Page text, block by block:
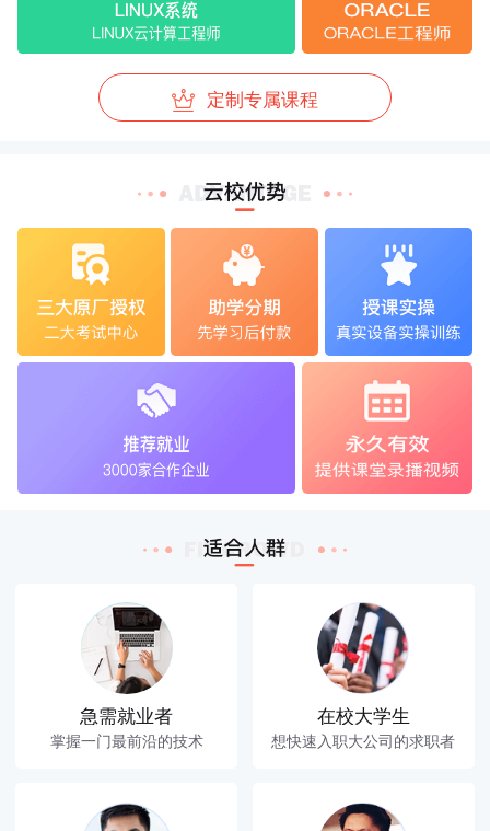
定制专属课程
急需就业者
掌握一门最前沿的技术
在校大学生
想快速入职大公司的求职者